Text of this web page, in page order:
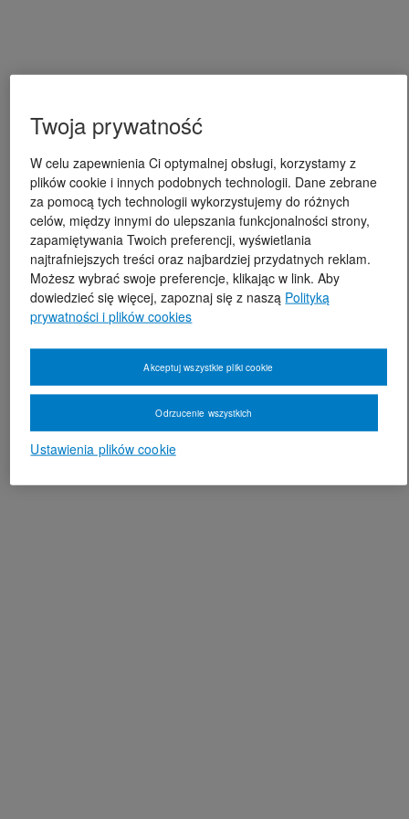
Twoja prywatność
W celu zapewnienia Ci optymalnej obsługi, korzystamy z
plików cookie i innych podobnych technologii. Dane zebrane
za pomocą tych technologii wykorzystujemy do różnych
celów, między innymi do ulepszania funkcjonalności strony,
zapamiętywania Twoich preferencji, wyświetlania
najtrafniejszych treści oraz najbardziej przydatnych reklam.
Możesz wybrać swoje preferencje, klikając w link. Aby
dowiedzieć się więcej, zapoznaj się z naszą Polityką
prywatności i plików cookies
Ustawienia plików cookie
Odrzucenie wszystkich
Akceptuj wszystkie pliki cookie